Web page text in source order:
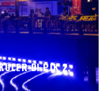
DI PIK 2,